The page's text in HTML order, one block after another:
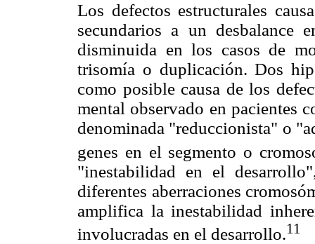
Los defectos estructurales
secundarios a un desbalance
disminuida en los casos de
trisomía o duplicación. Dos
como posible causa de los
mental observado en pacientes
denominada "reduccionista" o
genes en el segmento o
"inestabilidad en el
diferentes aberraciones
amplifica la inestabilidad
involucradas en el desarrollo.11